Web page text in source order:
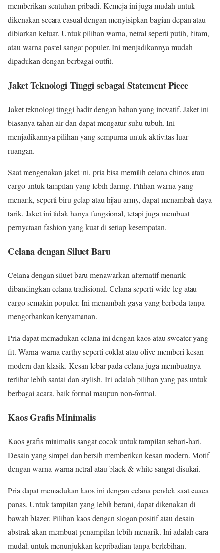
memberikan sentuhan pribadi. Kemeja ini juga mudah untuk
dikenakan secara casual dengan menyisipkan bagian depan atau
dibiarkan keluar. Untuk pilihan warna, netral seperti putih, hitam,
atau warna pastel sangat populer. Ini menjadikannya mudah
dipadukan dengan berbagai outfit.
Jaket Teknologi Tinggi sebagai Statement Piece
Jaket teknologi tinggi hadir dengan bahan yang inovatif. Jaket ini
biasanya tahan air dan dapat mengatur suhu tubuh. Ini
menjadikannya pilihan yang sempurna untuk aktivitas luar
ruangan.
Saat mengenakan jaket ini, pria bisa memilih celana chinos atau
cargo untuk tampilan yang lebih daring. Pilihan warna yang
menarik, seperti biru gelap atau hijau army, dapat menambah daya
tarik. Jaket ini tidak hanya fungsional, tetapi juga membuat
pernyataan fashion yang kuat di setiap kesempatan.
Celana dengan Siluet Baru
Celana dengan siluet baru menawarkan alternatif menarik
dibandingkan celana tradisional. Celana seperti wide-leg atau
cargo semakin populer. Ini menambah gaya yang berbeda tanpa
mengorbankan kenyamanan.
Pria dapat memadukan celana ini dengan kaos atau sweater yang
fit. Warna-warna earthy seperti coklat atau olive memberi kesan
modern dan klasik. Kesan lebar pada celana juga membuatnya
terlihat lebih santai dan stylish. Ini adalah pilihan yang pas untuk
berbagai acara, baik formal maupun non-formal.
Kaos Grafis Minimalis
Kaos grafis minimalis sangat cocok untuk tampilan sehari-hari.
Desain yang simpel dan bersih memberikan kesan modern. Motif
dengan warna-warna netral atau black & white sangat disukai.
Pria dapat memadukan kaos ini dengan celana pendek saat cuaca
panas. Untuk tampilan yang lebih berani, dapat dikenakan di
bawah blazer. Pilihan kaos dengan slogan positif atau desain
abstrak akan membuat penampilan lebih menarik. Ini adalah cara
mudah untuk menunjukkan kepribadian tanpa berlebihan.